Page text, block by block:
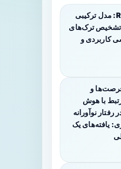
RPP‑YOLOv۱۱: مدل ترکیبی
تشخیص ترک‌های
کاربردی و
و
با هوش
نوآورانه
یافته‌های یک